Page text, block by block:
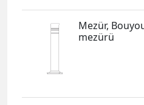
Mezür,
mezürü